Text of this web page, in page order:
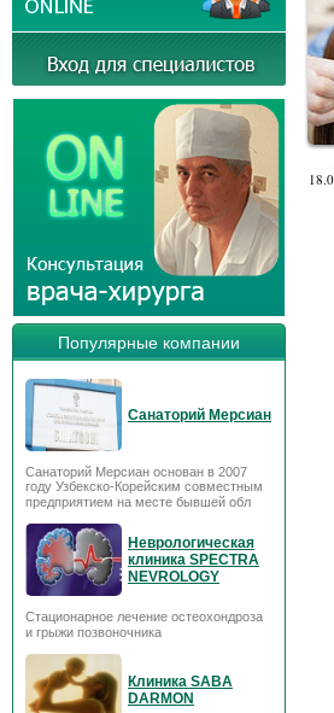
Популярные компании
Санаторий Мерсиан
Санаторий Мерсиан основан в 2007
году Узбекско-Корейским совместным
предприятием на месте бывшей обл
Неврологическая
клиника SPECTRA
NEVROLOGY
Стационарное лечение остеохондроза
и грыжи позвоночника
Клиника SABA
DARMON